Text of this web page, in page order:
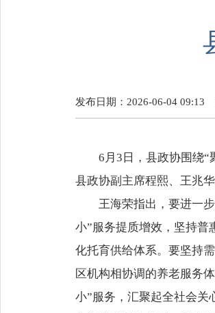
发布日期：2026-06-04 09:13
6月3日，县政协围绕“
县政协副主席程熙、王兆
王海荣指出，要进一
小”服务提质增效，坚持普
化托育供给体系。要坚持
区机构相协调的养老服务
小”服务，汇聚起全社会关